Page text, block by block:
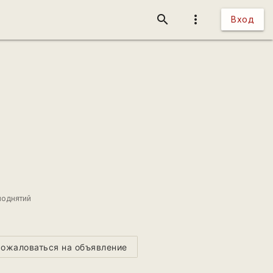
more_vert Вход
search
на объявление